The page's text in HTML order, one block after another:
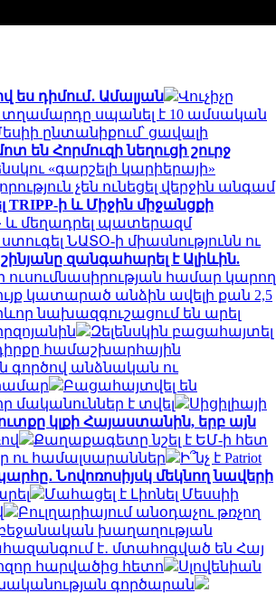
ես դիմում․ Ամալյան
Վուչիչը
տղամարդը սպանել է 10 ամսական
ընտանիքում՝ ցավալի
են Հորմուզի նեղուցի շուրջ
«գարշելի կարիերայի»
չեն ունեցել վերջին անգամ
TRIPP-ի և Միջին միջանցքի
և մեղադրել պատերազմ
ՆԱՏՕ-ի միասնությունն ու
զանգահարել է Ալիևին.
ուսումնասիրության համար կարող
կատարած անձին ավելի քան 2,5
նախազգուշացում են արել
Զելենսկին բացահայտել
համաշխարհային
գործով անձնական ու
Բացահայտվել են
մականուններ է տվել
Սիցիլիայի
կլքի Հայաստանին, երբ այն
Քաղաքագետը նշել է ԵՄ-ի հետ
ու համալսարաններ
Ի՞նչ է Patriot
Նովոռոսիյսկ մեկնող նավերի
Մահացել է Լիոնել Մեսսիի
Բուլղարիայում անօդաչու թռչող
խաղաղության
է․ մտահոգված են Հայ
հզոր հարվածից հետո
Սլովենիան
գործարան